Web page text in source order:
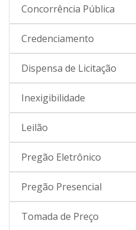
Concorrência Pública
Credenciamento
Dispensa de Licitação
Inexigibilidade
Leilão
Pregão Eletrônico
Pregão Presencial
Tomada de Preço